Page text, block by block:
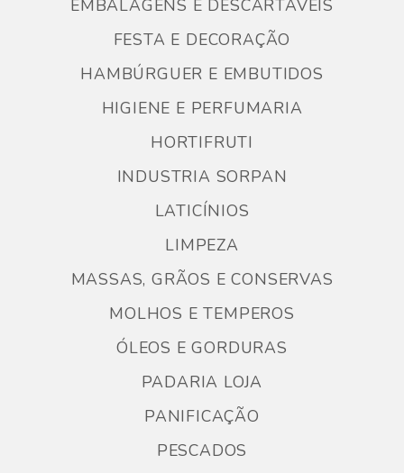
EMBALAGENS E DESCARTÁVEIS
FESTA E DECORAÇÃO
HAMBÚRGUER E EMBUTIDOS
HIGIENE E PERFUMARIA
HORTIFRUTI
INDUSTRIA SORPAN
LATICÍNIOS
LIMPEZA
MASSAS, GRÃOS E CONSERVAS
MOLHOS E TEMPEROS
ÓLEOS E GORDURAS
PADARIA LOJA
PANIFICAÇÃO
PESCADOS